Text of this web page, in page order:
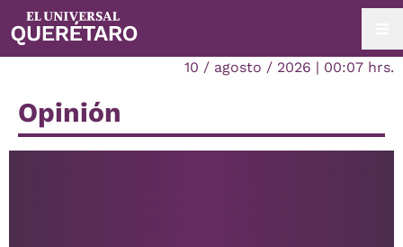
10 / agosto / 2026 | 00:07 hrs.
Opinión